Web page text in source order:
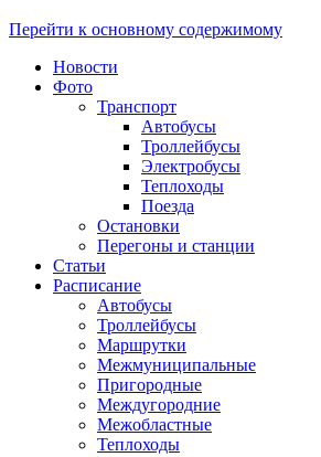
Перейти к основному содержимому
Новости
Фото
Транспорт
Автобусы
Троллейбусы
Электробусы
Теплоходы
Поезда
Остановки
Перегоны и станции
Статьи
Расписание
Автобусы
Троллейбусы
Маршрутки
Межмуниципальные
Пригородные
Междугородние
Межобластные
Теплоходы